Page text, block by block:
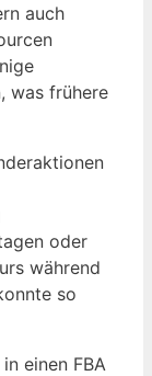
auch
was frühere
oder
während
so
einen FBA